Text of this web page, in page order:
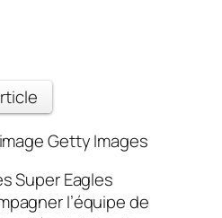
Getty Images
Super Eagles
l’équipe de